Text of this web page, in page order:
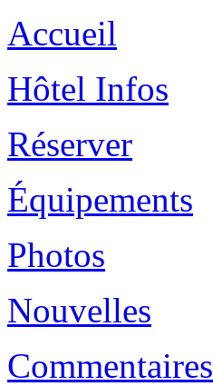
Accueil
Hôtel Infos
Réserver
Équipements
Photos
Nouvelles
Commentaires